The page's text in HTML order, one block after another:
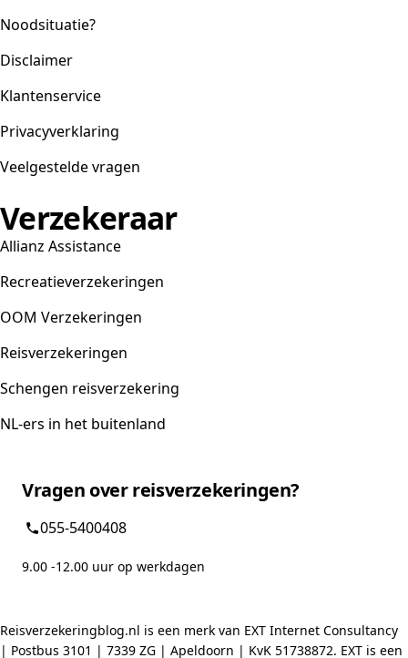
Noodsituatie?
Disclaimer
Klantenservice
Privacyverklaring
Veelgestelde vragen
Verzekeraar
Allianz Assistance
Recreatieverzekeringen
OOM Verzekeringen
Reisverzekeringen
Schengen reisverzekering
NL-ers in het buitenland
Vragen over reisverzekeringen?
055-5400408
9.00 -12.00 uur op werkdagen
Reisverzekeringblog.nl is een merk van EXT Internet Consultancy
| Postbus 3101 | 7339 ZG | Apeldoorn | KvK 51738872. EXT is een